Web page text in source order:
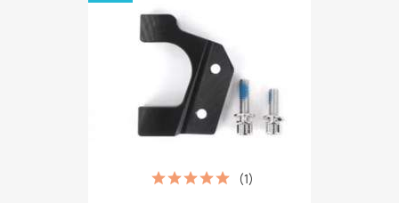
(1)